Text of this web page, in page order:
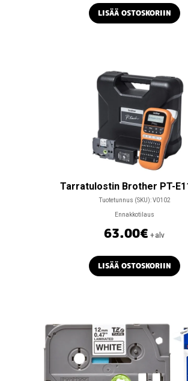
LISÄÄ OSTOSKORIIN
Tarratulostin Brother PT-
Tuotetunnus (SKU):V0102
Ennakkotilaus
63.00€ +alv
LISÄÄ OSTOSKORIIN